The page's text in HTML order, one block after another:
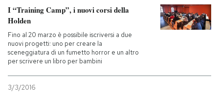
I “Training Camp”, i nuovi corsi della
Holden
Fino al 20 marzo è possibile iscriversi a due
nuovi progetti: uno per creare la
sceneggiatura di un fumetto horror e un altro
per scrivere un libro per bambini
3/3/2016